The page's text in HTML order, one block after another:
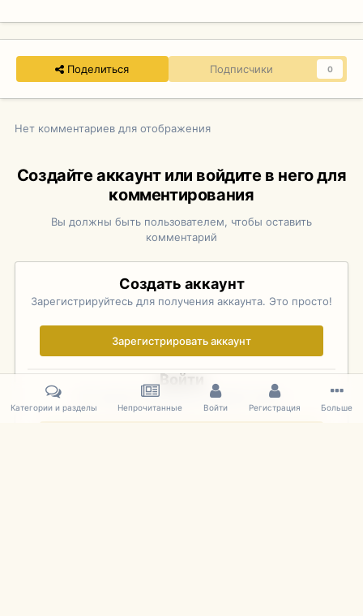
Поделиться Подписчики 0
Нет комментариев для отображения
Создайте аккаунт или войдите в него для
комментирования
Вы должны быть пользователем, чтобы оставить
комментарий
Создать аккаунт
Зарегистрируйтесь для получения аккаунта. Это просто!
Зарегистрировать аккаунт
Войти
Уже зарегистрированы? Войдите здесь.
Категории и разделы Непрочитанные Войти Регистрация Больше